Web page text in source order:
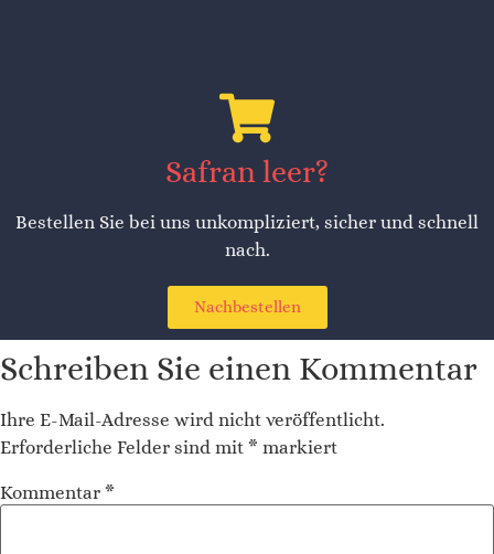
Safran leer?
Bestellen Sie bei uns unkompliziert, sicher und schnell
nach.
Nachbestellen
Schreiben Sie einen Kommentar
Ihre E-Mail-Adresse wird nicht veröffentlicht.
Erforderliche Felder sind mit * markiert
Kommentar *